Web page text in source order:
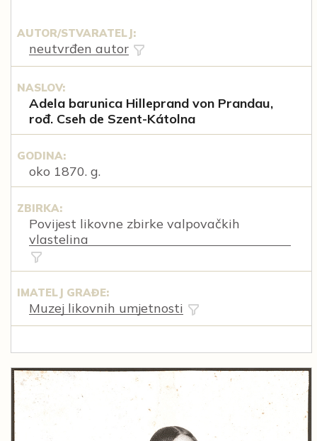
AUTOR/STVARATELJ:
neutvrđen autor
NASLOV:
Adela barunica Hilleprand von Prandau,
rođ. Cseh de Szent-Kátolna
GODINA:
oko 1870. g.
ZBIRKA:
Povijest likovne zbirke valpovačkih
vlastelina
IMATELJ GRAĐE:
Muzej likovnih umjetnosti